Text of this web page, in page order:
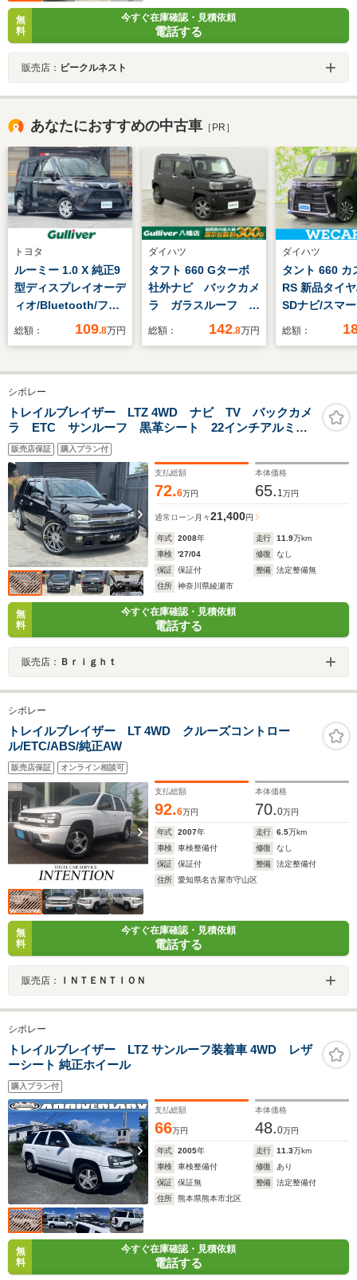
無
料
今すぐ在庫確認・見積依頼
電話する
販売店： ビークルネスト
あなたにおすすめの中古車 ［PR］
トヨタ
ルーミー 1.0 X 純正9
型ディスプレイオーデ
ィオ/Bluetooth/フル
セグ/AM/FM/バックカ
突軽減ブレーキ/ビル
トインETC/スマート
キー/プッシュスター
ト/パーキングセンサ
ー/オートライト/禁煙
車
総額： 109.8万円
ダイハツ
タフト 660 Gターボ
社外ナビ バックカメ
ラ ガラスルーフ ワ
イヤレス充電 ETC
ークルーズコントロー
オートハイビーム オ
ートライト フロアマ
総額： 142.8万円
ダイハツ
タント 660 カ
RS 新品タイ
SDナビ/スマ
スト(トヨタ
前席/パノラマ
システム/シー
フレザー
総額：
シボレー
トレイルブレイザー LTZ 4WD ナビ TV バックカメ
ラ ETC サンルーフ 黒革シート 22インチアルミホ
イール
販売店保証 購入プラン付
支払総額
72.6万円
本体価格
65. 1万円
通常ローン 月々21,400円
年式 2008年 走行 11.9万km
車検
'27/04 修復
なし
保証
保証付 整備
法定整備無
住所
神奈川県綾瀬市
無
料
今すぐ在庫確認・見積依頼
電話する
販売店： Ｂｒｉｇｈｔ
シボレー
トレイルブレイザー LT 4WD クルーズコントロー
ル/ETC/ABS/純正AW
販売店保証 オンライン相談可
支払総額
92.6万円
本体価格
70.0万円
年式 2007年 走行 6.5万km
車検
車検整備付 修復
なし
保証
保証付 整備
法定整備付
住所
愛知県名古屋市守山区
無
料
今すぐ在庫確認・見積依頼
電話する
販売店： ＩＮＴＥＮＴＩＯＮ
シボレー
トレイルブレイザー LTZ サンルーフ装着車 4WD レザ
ーシート 純正ホイール
購入プラン付
支払総額
66万円
本体価格
48.0万円
年式 2005年 走行 11.3万km
車検
車検整備付 修復
あり
保証
保証無 整備
法定整備付
住所
熊本県熊本市北区
無
料
今すぐ在庫確認・見積依頼
電話する